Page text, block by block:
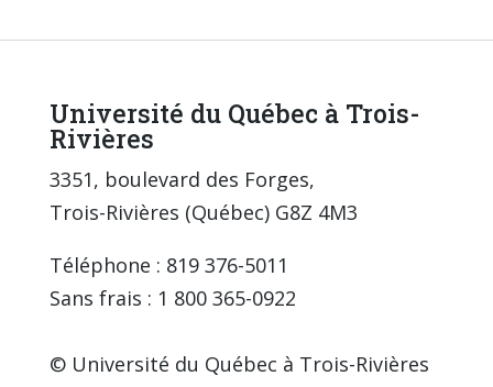
Université du Québec à Trois-
Rivières
3351, boulevard des Forges,
Trois-Rivières (Québec) G8Z 4M3
Téléphone : 819 376-5011
Sans frais : 1 800 365-0922
© Université du Québec à Trois-Rivières